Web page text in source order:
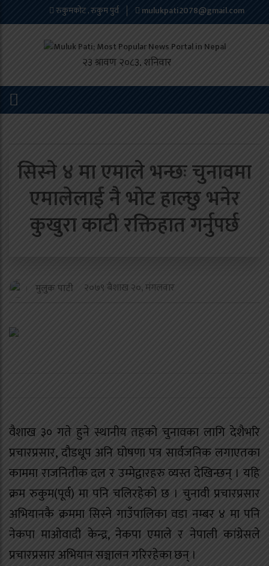
रुकुमकोट , रुकुम पुर्व mulukpati2078@gmail.com
सिस्ने ४ मा एमाले भन्छः चुनावमा
एमालेलाई नै भोट हाल्छु भनेर
कुखुरा काटी रक्तिहात गर्नुपर्छ
मुलुक पाटी २०७९ बैशाख २०, मंगलवार
वैशाख ३० गते हुने स्थानीय तहको चुनावका लागि देशैभरि
प्रचारप्रसार, दौडधूप अनि घोषणा पत्र सार्वजनिक लगाएतका
काममा राजनितीक दल र उम्मेद्वारहरु व्यस्त देखिन्छन् । यहि
क्रम रुकुम(पूर्व) मा पनि चलिरहेको छ । चुनावी प्रचारप्रसार
अभियानकै क्रममा सिस्ने गाउँपालिका वडा नम्बर ४ मा पनि
नेकपा माओवादी केन्द्र, नेकपा एमाले र नेपाली कांग्रेसले
प्रचारप्रसार अभियान सञ्चालन गरिरहेका छन् ।